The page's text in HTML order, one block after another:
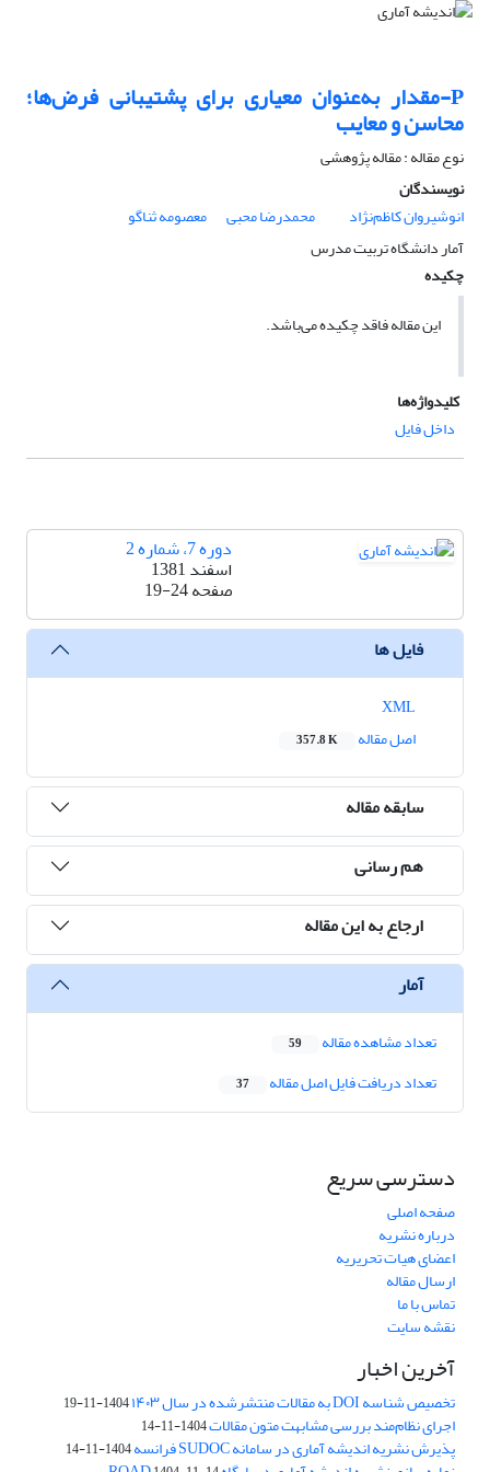
P-مقدار به‌عنوان معیاری برای پشتیبانی فرض‌ها؛
محاسن و معایب
نوع مقاله : مقاله پژوهشی
نویسندگان
انوشیروان کاظم‌نژاد
محمدرضا محبی
معصومه ثناگو
آمار دانشگاه تربیت مدرس
چکیده
این مقاله فاقد چکیده می‌باشد.
کلیدواژه‌ها
داخل فایل
دوره 7، شماره 2
اسفند 1381
صفحه19-24
فایل ها
اصل مقاله
357.8 K
سابقه مقاله
هم رسانی
ارجاع به این مقاله
آمار
تعداد مشاهده مقاله 59
تعداد دریافت فایل اصل مقاله 37
دسترسی سریع
صفحه اصلی
درباره نشریه
اعضای هیات تحریریه
ارسال مقاله
تماس با ما
نقشه سایت
آخرین اخبار
تخصیص شناسه DOI به مقالات منتشرشده در سال ۱۴۰۳ 1404-11-19
اجرای نظام‌مند بررسی مشابهت متون مقالات1404-11-14
پذیرش نشریه اندیشه آماری در سامانه SUDOC فرانسه 1404-11-14